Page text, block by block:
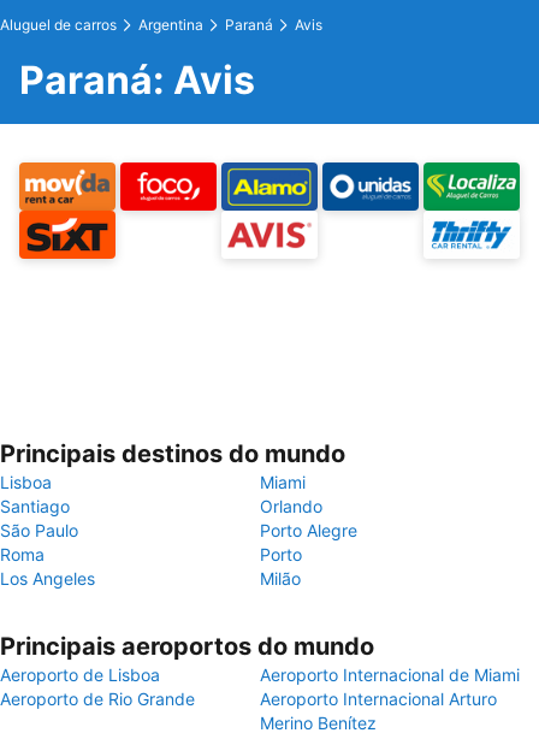
Aluguel de carros Argentina Paraná Avis
Paraná: Avis
Principais destinos do mundo
Lisboa
Miami
Santiago
Orlando
São Paulo
Porto Alegre
Roma
Porto
Los Angeles
Milão
Principais aeroportos do mundo
Aeroporto de Lisboa
Aeroporto Internacional de Miami
Aeroporto de Rio Grande
Aeroporto Internacional Arturo
Merino Benítez